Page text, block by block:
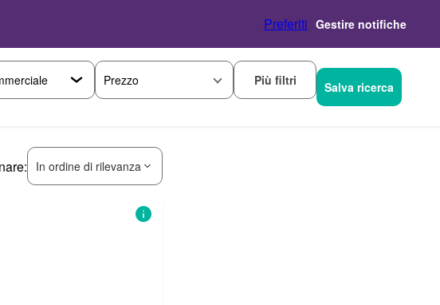
Preferiti Gestire notifiche
Prezzo Più filtri Salva ricerca
In ordine di rilevanza